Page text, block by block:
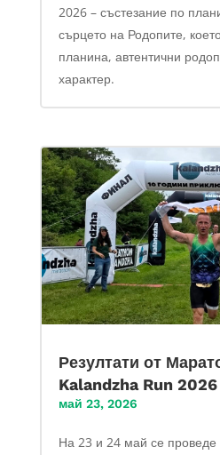
2026 – състезание по
сърцето на Родопите,
планина, автентични
характер.
Резултати от
Kalandzha Run 2026
май 23, 2026
На 23 и 24 май се